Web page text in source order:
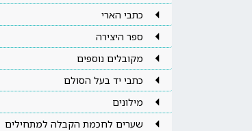
כתבי הארי
ספר היצירה
מקובלים נוספים
כתבי יד בעל הסולם
מילונים
שערים לחכמת הקבלה למתחילים